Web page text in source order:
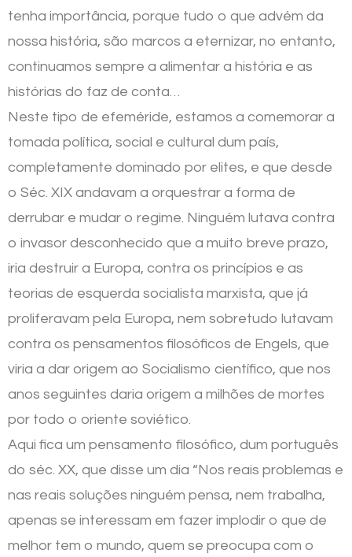
tenha importância, porque tudo o que advém da
nossa história, são marcos a eternizar, no entanto,
continuamos sempre a alimentar a história e as
histórias do faz de conta…
Neste tipo de efeméride, estamos a comemorar a
tomada política, social e cultural dum país,
completamente dominado por elites, e que desde
o Séc. XIX andavam a orquestrar a forma de
derrubar e mudar o regime. Ninguém lutava contra
o invasor desconhecido que a muito breve prazo,
iria destruir a Europa, contra os princípios e as
teorias de esquerda socialista marxista, que já
proliferavam pela Europa, nem sobretudo lutavam
contra os pensamentos filosóficos de Engels, que
viria a dar origem ao Socialismo científico, que nos
anos seguintes daria origem a milhões de mortes
por todo o oriente soviético.
Aqui fica um pensamento filosófico, dum português
do séc. XX, que disse um dia “Nos reais problemas e
nas reais soluções ninguém pensa, nem trabalha,
apenas se interessam em fazer implodir o que de
melhor tem o mundo, quem se preocupa com o